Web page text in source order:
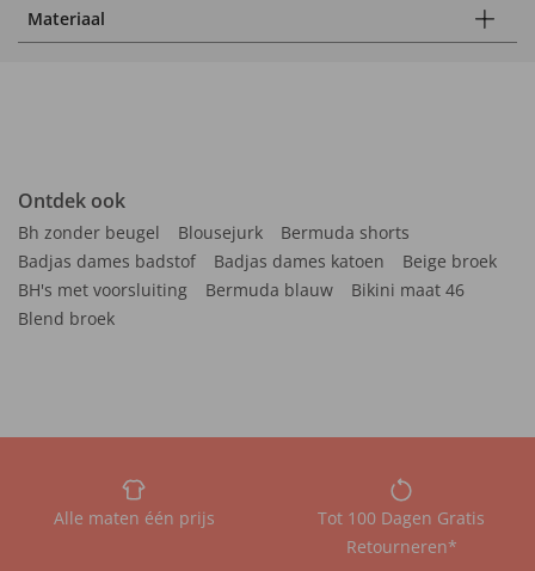
Materiaal
Ontdek ook
Bh zonder beugel Blousejurk
Bermuda shorts
Badjas dames badstof
Badjas dames katoen
Beige broek
BH's met voorsluiting
Bermuda blauw
Bikini maat 46
Blend broek
Alle maten één prijs
Tot 100 Dagen Gratis
Retourneren*